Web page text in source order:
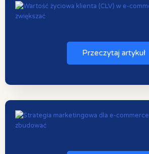
Przeczytaj artykuł